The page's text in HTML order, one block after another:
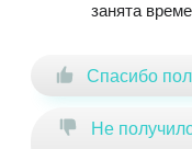
занята
Спасибо